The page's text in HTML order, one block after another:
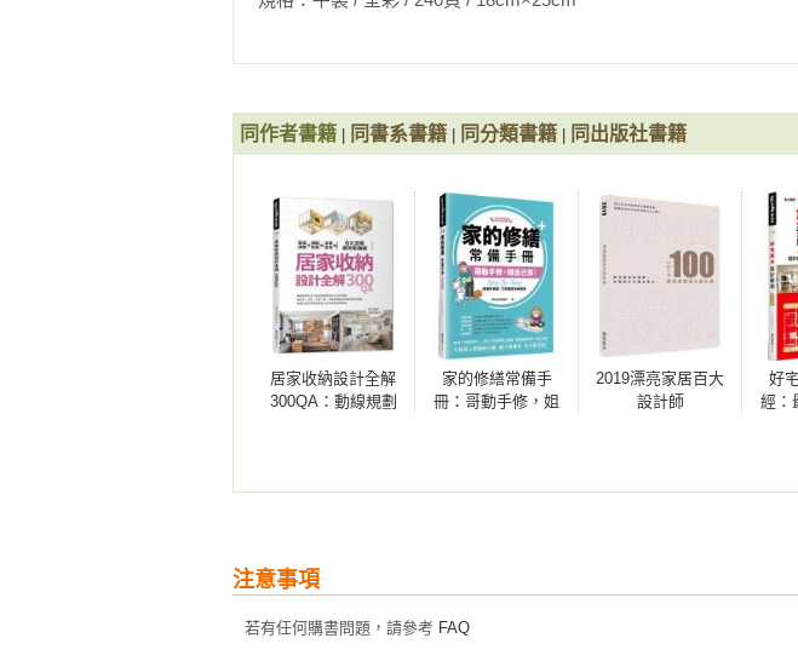
同作者書籍 同書系書籍 同分類書籍 同出版社書籍
居家收納設計全解
300QA：動線規劃
家的修繕常備手
冊：哥動手修，姐
傅來【暢銷增訂
2019漂亮家居百大
設計師
好
經：
注意事項
若有任何購書問題，請參考 FAQ